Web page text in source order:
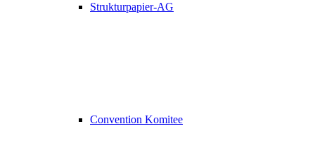
Strukturpapier-AG
Convention Komitee